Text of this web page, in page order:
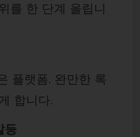
를 한 단계 올립니
플랫폼. 완만한 록
합니다.
등